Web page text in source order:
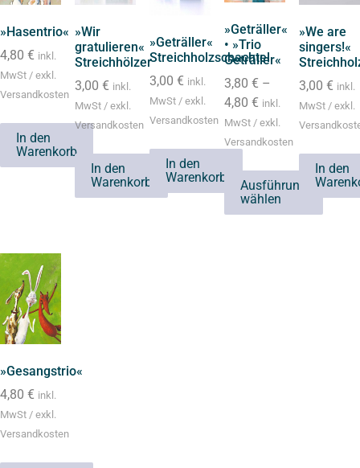
»Hasentrio«
4,80 € inkl.
MwSt / exkl.
Versandkosten
In den
Warenkorb
»Wir
gratulieren«
Streichhölzer
3,00 € inkl.
MwSt / exkl.
Versandkosten
In den
Warenkorb
»Geträller«
Streichholzschachtel
3,00 € inkl.
MwSt / exkl.
Versandkosten
In den
Warenkorb
»Geträller«
• »Trio
Geträller«
3,80 € –
4,80 € inkl.
MwSt / exkl.
Versandkosten
Ausführung
wählen
»We are
singers!«
3,00 € inkl.
MwSt / exkl.
In den
»Gesangstrio«
4,80 € inkl.
MwSt / exkl.
Versandkosten